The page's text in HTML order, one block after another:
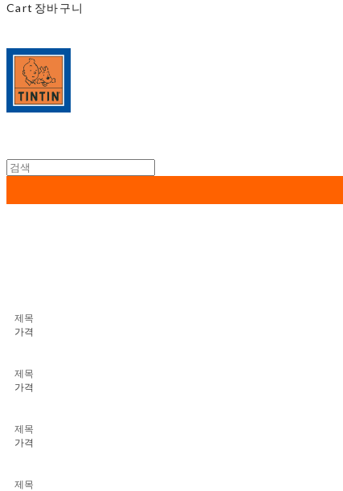
Cart 장바구니
제목
가격
제목
가격
제목
가격
제목